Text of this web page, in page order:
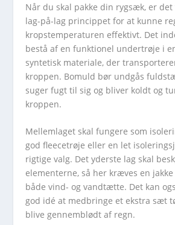
Når du skal pakke din rygsæk, er
lag-på-lag princippet for at kunne
kropstemperaturen effektivt. Det
bestå af en funktionel undertrøje i
syntetisk materiale, der
kroppen. Bomuld bør undgås
suger fugt til sig og bliver koldt og
kroppen.
Mellemlaget skal fungere som
god fleecetrøje eller en let
rigtige valg. Det yderste lag skal
elementerne, så her kræves en
både vind- og vandtætte. Det kan
god idé at medbringe et ekstra sæt
blive gennemblødt af regn.